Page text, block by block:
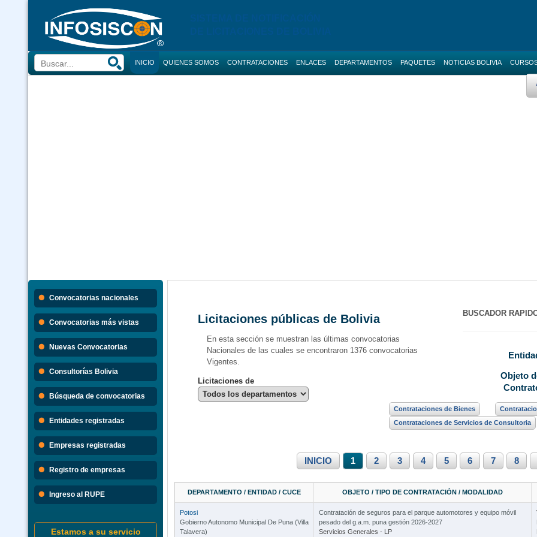
INICIO QUIENES SOMOS CONTRATACIONES ENLACES DEPARTAMENTOS PAQUETES NOTICIAS BOLIVIA
3
2
Convocatorias nacionales
Convocatorias más vistas
Nuevas Convocatorias
Consultorías Bolivia
Búsqueda de convocatorias
Entidades registradas
Empresas registradas
Registro de empresas
Ingreso al RUPE
Estamos a su servicio
Licitaciones públicas de Bolivia
En esta sección se muestran las últimas convocatorias
Nacionales de las cuales se encontraron 1376 convocatorias
Vigentes.
BUSCADOR
Objeto
Licitaciones de
Contrataciones de Bienes
Contrataciones de Servicios de Consultoria
INICIO 1 2 3 4 5 6 7 8
DEPARTAMENTO / ENTIDAD / CUCE OBJETO / TIPO DE CONTRATACIÓN / MODALIDAD
Potosi
Gobierno Autonomo Municipal De Puna (Villa
Talavera)
Contratación de seguros para el parque automotores y equipo móvil
pesado del g.a.m. puna gestión 2026-2027
Servicios Generales - LP